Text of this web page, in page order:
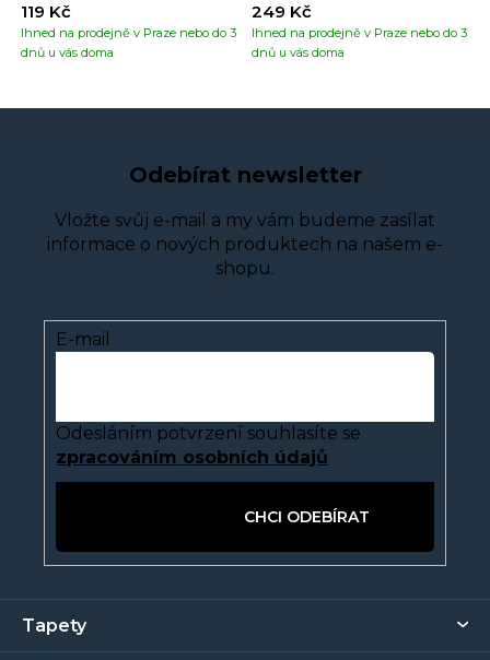
Ihned na prodejně v Praze nebo do 3
dnů u vás doma
119 Kč
Ihned na prodejně v Praze nebo do 3
dnů u vás doma
249 Kč
Odebírat newsletter
Vložte svůj e-mail a my vám budeme zasílat
informace o nových produktech na našem e-
shopu.
E-mail
Odesláním potvrzení souhlasíte se
zpracováním osobních údajů
Tapety